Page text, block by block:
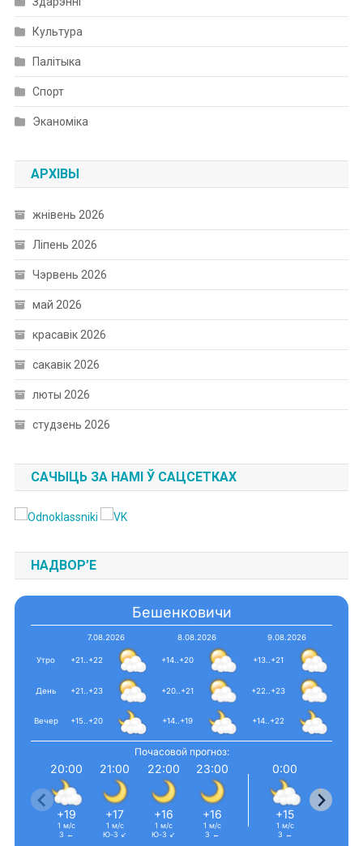
Культура
Палітыка
Спорт
Эканоміка
АРХІВЫ
жнівень 2026
Ліпень 2026
Чэрвень 2026
май 2026
красавік 2026
сакавік 2026
люты 2026
студзень 2026
САЧЫЦЬ ЗА НАМІ Ў САЦСЕТКАХ
НАДВОР’Е
Бешенковичи
7.08.2026
+21..+22
+21..+23
+15..+20
8.08.2026
+14..+20
+20..+21
+14..+19
9.08.2026
+13..+21
+22..+23
+14..+22
Вечер
День
Утро
Почасовой прогноз:
20:00
+19
1 м/с
З ←
21:00
+17
1 м/с
Ю-З ↙
22:00
+16
1 м/с
Ю-З ↙
23:00
+16
1 м/с
З ←
0:00
+15
1 м/с
З ←
+15